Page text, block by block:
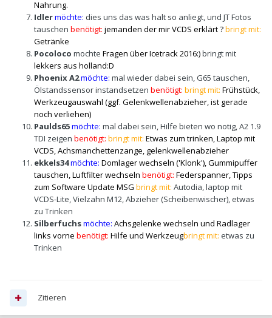
Nahrung.
Idlermöchte: dies uns das was halt so anliegt, und JT Fotos
tauschen benötigt: jemanden der mir VCDS erklärt ?bringt mit:
Getränke
Pocoloco mochte Fragen über Icetrack 2016:)bringt mit
lekkers aus holland:D
Phoenix A2möchte: mal wieder dabei sein, G65 tauschen,
Ölstandssensor instandsetzen benötigt: bringt mit: Frühstück,
Werkzeugauswahl (ggf. Gelenkwellenabzieher, ist gerade
noch verliehen)
Paulds65möchte: mal dabei sein, Hilfe bieten wo notig, A2 1.9
TDI zeigen benötigt: bringt mit: Etwas zum trinken, Laptop mit
VCDS, Achsmanchettenzange, gelenkwellenabzieher
ekkels34möchte: Domlager wechseln ('Klonk'), Gummipuffer
tauschen, Luftfilter wechseln benötigt: Federspanner, Tipps
zum Software Update MSG bringt mit: Autodia, laptop mit
VCDS-Lite, Vielzahn M12, Abzieher (Scheibenwischer), etwas
zu Trinken
Silberfuchsmöchte: Achsgelenke wechseln und Radlager
links vorne benötigt: Hilfe und Werkzeugbringt mit: etwas zu
Trinken
Zitieren